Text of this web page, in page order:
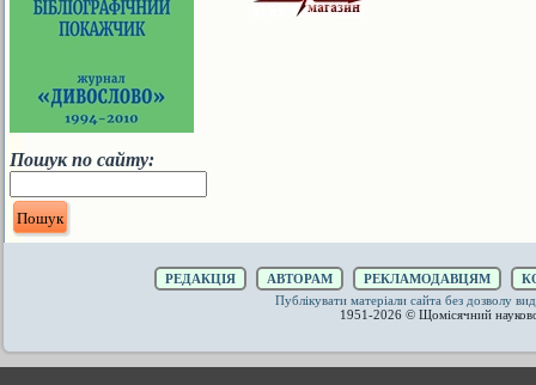
Пошук по сайту:
РЕДАКЦІЯ АВТОРАМ РЕКЛАМОДАВЦЯМ
Публікувати матеріали сайта без дозволу
1951-2026 © Щомісячний